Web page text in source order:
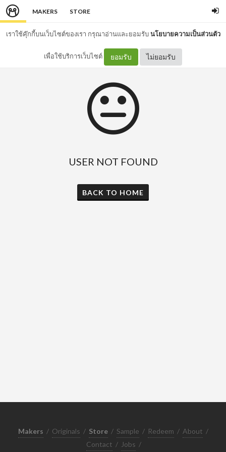
MAKERS STORE
เราใช้คุ๊กกี้บนเว็บไซต์ของเรา กรุณาอ่านและยอมรับนโยบายความเป็นส่วนตัว
เพื่อใช้บริการเว็บไซต์ ยอมรับ ไม่ยอมรับ
USER NOT FOUND
BACK TO HOME
Makers / Originals / Store / Sample / Redeem / About /
Contact / Jobs /